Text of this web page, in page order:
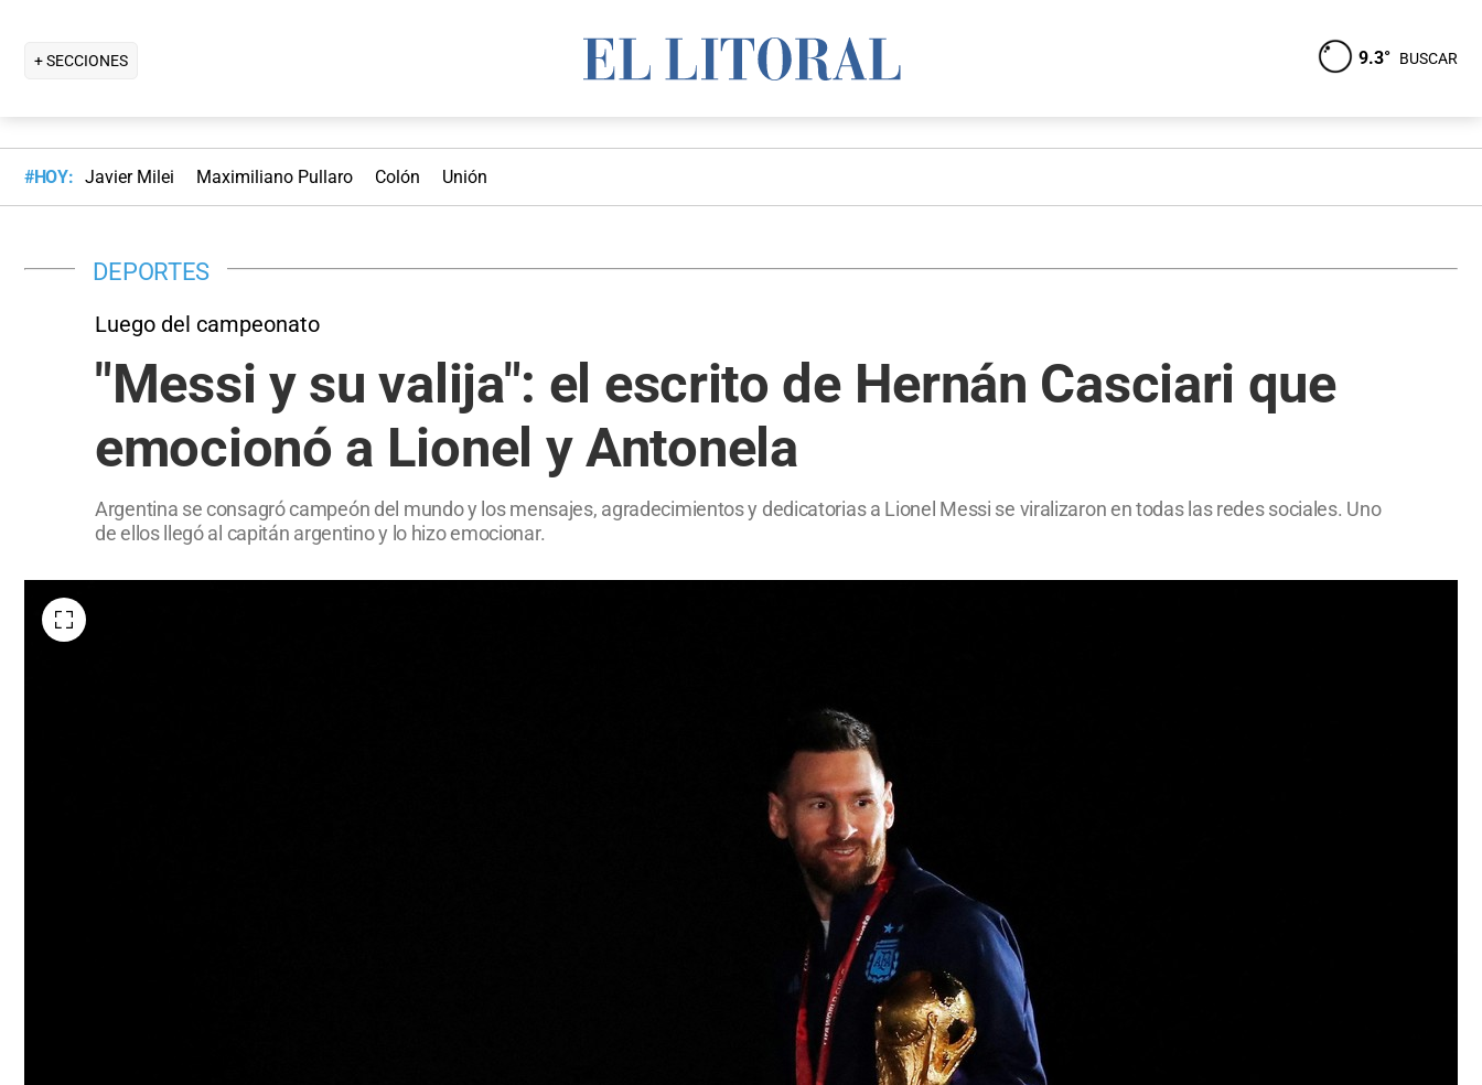
+ SECCIONES 9.3° BUSCAR
#HOY: Javier Milei Maximiliano Pullaro Colón Unión
DEPORTES
Luego del campeonato
"Messi y su valija": el escrito de Hernán Casciari que
emocionó a Lionel y Antonela
Argentina se consagró campeón del mundo y los mensajes, agradecimientos y dedicatorias a Lionel Messi se viralizaron en todas las redes sociales. Uno
de ellos llegó al capitán argentino y lo hizo emocionar.